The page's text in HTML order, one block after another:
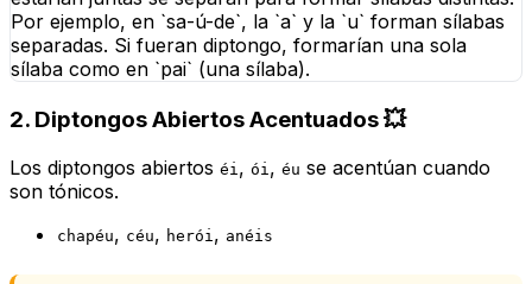
Por ejemplo, en `sa-ú-de`, la `a` y la `u` forman sílabas
separadas. Si fueran diptongo, formarían una sola
sílaba como en `pai` (una sílaba).
2. Diptongos Abiertos Acentuados 💥
Los diptongos abiertos éi , ói , éu se acentúan cuando
son tónicos.
chapéu, céu, herói , anéis